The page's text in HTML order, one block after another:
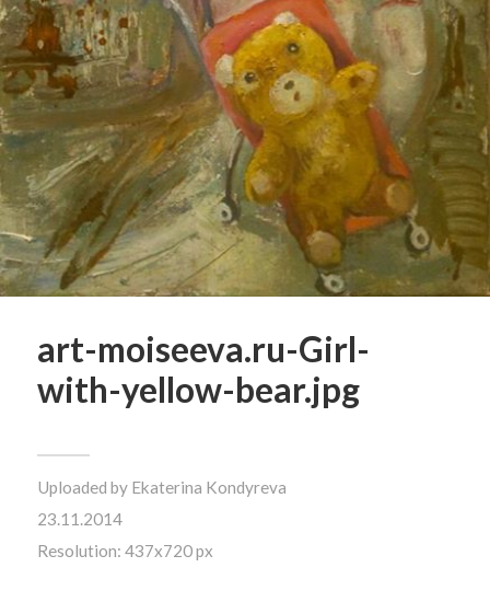
art-moiseeva.ru-Girl-
with-yellow-bear.jpg
Uploaded by Ekaterina Kondyreva
23.11.2014
Resolution: 437x720 px